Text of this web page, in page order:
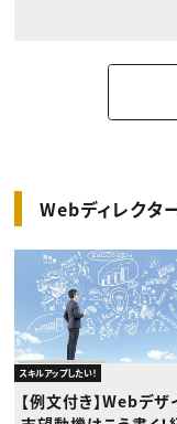
Webディレクタ
スキルアップしたい！
【例文付き】Webデ